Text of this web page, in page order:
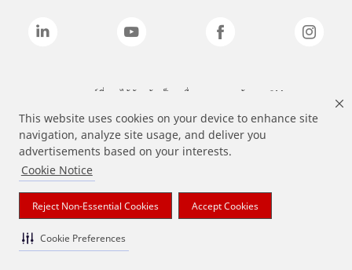
This website uses cookies on your device to enhance site
navigation, analyze site usage, and deliver you
advertisements based on your interests.
Cookie Notice
Reject Non-Essential Cookies Accept Cookies
Cookie Preferences
แบรนด์ที่ระบุไว้ข้างต้นเป็นเครื่องหมายการค้าของ 3M